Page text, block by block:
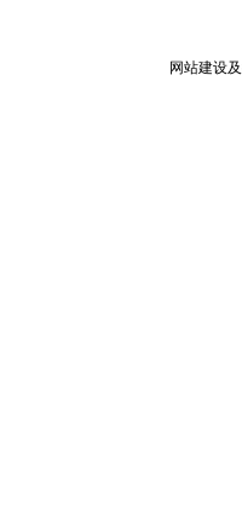
网站建设